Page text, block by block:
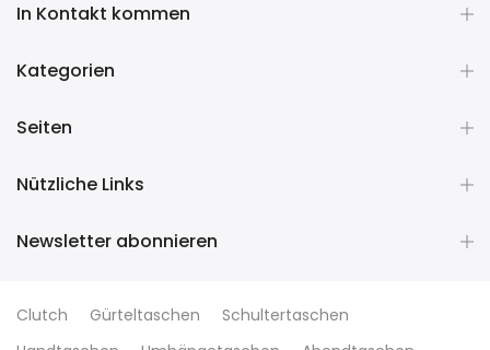
In Kontakt kommen
Kategorien
Seiten
Nützliche Links
Newsletter abonnieren
Clutch Gürteltaschen
Schultertaschen